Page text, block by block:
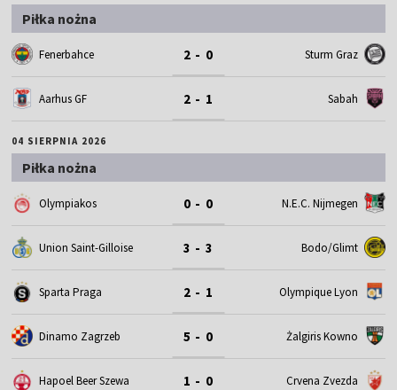
Piłka nożna
Fenerbahce 2 - 0 Sturm Graz
Aarhus GF 2 - 1 Sabah
04 SIERPNIA 2026
Piłka nożna
Olympiakos 0 - 0 N.E.C. Nijmegen
Union Saint-Gilloise 3 - 3 Bodo/Glimt
Sparta Praga 2 - 1 Olympique Lyon
Dinamo Zagrzeb 5 - 0 Żalgiris Kowno
Hapoel Beer Szewa 1 - 0 Crvena Zvezda